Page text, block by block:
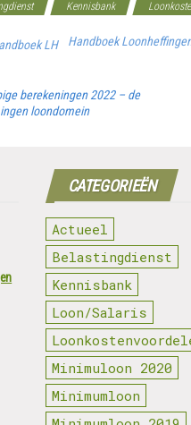
Kennisbank
LH Handboek
berekeningen 2022 – de
loondomein
CATEGORIEËN
Actueel
Belastingdienst
Kennisbank
Loon/Salaris
Minimuloon 2020
Minimumloon